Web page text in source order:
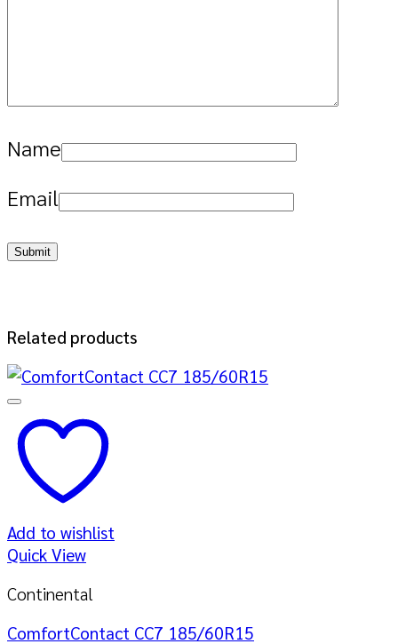
Name
Email
Related products
Add to wishlist
Quick View
Continental
ComfortContact CC7 185/60R15